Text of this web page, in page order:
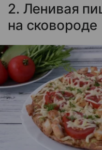
2. Ленивая
на сковороде